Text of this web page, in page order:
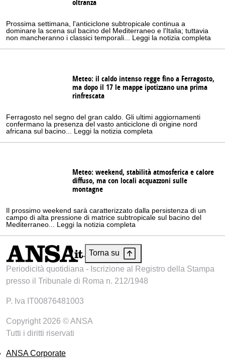
oltranza
Prossima settimana, l'anticiclone subtropicale continua a
dominare la scena sul bacino del Mediterraneo e l'Italia; tuttavia
non mancheranno i classici temporali... Leggi la notizia completa
Meteo: il caldo intenso regge fino a Ferragosto,
ma dopo il 17 le mappe ipotizzano una prima
rinfrescata
Ferragosto nel segno del gran caldo. Gli ultimi aggiornamenti
confermano la presenza del vasto anticiclone di origine nord
africana sul bacino... Leggi la notizia completa
Meteo: weekend, stabilità atmosferica e calore
diffuso, ma con locali acquazzoni sulle
montagne
Il prossimo weekend sarà caratterizzato dalla persistenza di un
campo di alta pressione di matrice subtropicale sul bacino del
Mediterraneo... Leggi la notizia completa
Torna su
Periodicità quotidiana - Iscrizione al Registro della Stampa
presso il Tribunale di Roma n. 212/1948
P. Iva IT00876481003
Copyright 2026 © ANSA
Tutti i diritti riservati
ANSA Corporate